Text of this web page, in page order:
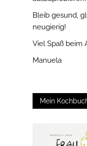
Bleib gesund,
neugierig!
Viel Spaß beim
Manuela
Mein